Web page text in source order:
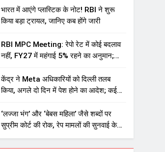
भारत में आएंगे प्लास्टिक के नोट! RBI ने शुरू
किया बड़ा ट्रायल, जानिए कब होंगे जारी
RBI MPC Meeting: रेपो रेट में कोई बदलाव
नहीं, FY27 में महंगाई 5% रहने का अनुमान;
केंद्र ने Meta अधिकारियों को दिल्ली तलब
किया, अगले दो दिन में पेश होने का आदेश; कई
‘लज्जा भंग’ और ‘बेबस महिला’ जैसे शब्दों पर
सुप्रीम कोर्ट की रोक, रेप मामलों की सुनवाई के
लिए जारी की नई गाइडलाइंस